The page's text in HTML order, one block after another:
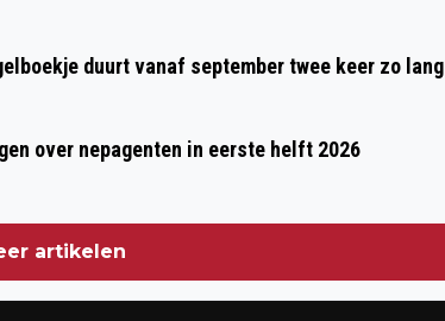
duurt vanaf september twee keer zo lang
over nepagenten in eerste helft 2026
artikelen